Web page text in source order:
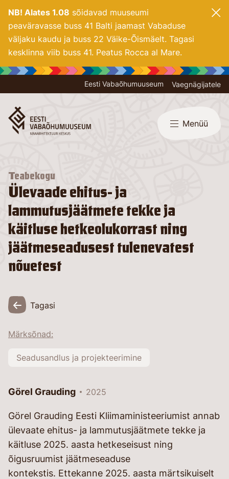
NB! Alates 1.08 sõidavad muuseumi
peaväravasse buss 41 Balti jaamast Vabaduse
väljaku kaudu ja buss 22 Väike-Õismäelt. Tagasi
kesklinna viib buss 41. Peatus Rocca al Mare.
Eesti Vabaõhumuuseum Vaegnägijatele
Menüü
Teabekogu
Ülevaade ehitus- ja
lammutusjäätmete tekke ja
käitluse hetkeolukorrast ning
jäätmeseadusest tulenevatest
nõuetest
Tagasi
Märksõnad:
Seadusandlus ja projekteerimine
Görel Grauding 2025
Görel Grauding Eesti Kliimaministeeriumist annab
ülevaate ehitus- ja lammutusjäätmete tekke ja
käitluse 2025. aasta hetkeseisust ning
õigusruumist jäätmeseaduse
kontekstis. Ettekanne 2025. aasta märtsikuiselt